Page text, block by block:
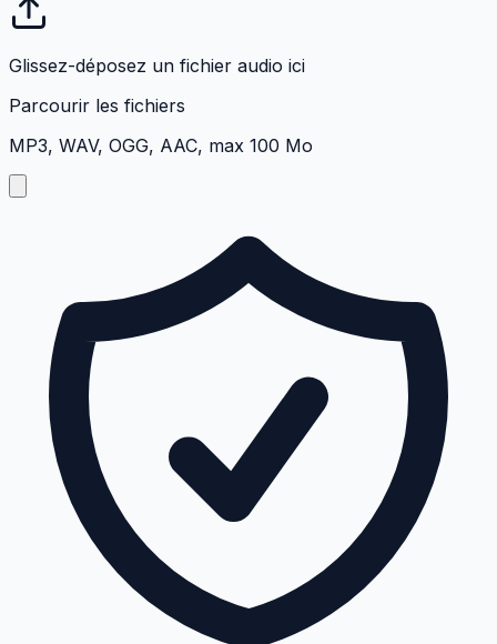
Glissez-déposez un fichier audio ici
Parcourir les fichiers
MP3, WAV, OGG, AAC, max 100 Mo